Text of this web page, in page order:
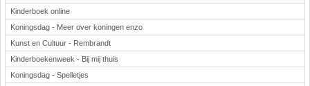
Kinderboek online
Koningsdag - Meer over koningen enzo
Kunst en Cultuur - Rembrandt
Kinderboekenweek - Bij mij thuis
Koningsdag - Spelletjes